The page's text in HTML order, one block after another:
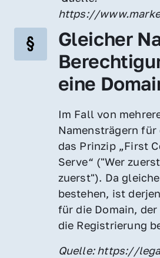
https://
Gleicher
eine
Im Fall von
Namensträgern
das Prinzip „First
Serve“ ("Wer
zuerst"). Da
bestehen, ist
für die Domain,
die Registrierung
Quelle: https://